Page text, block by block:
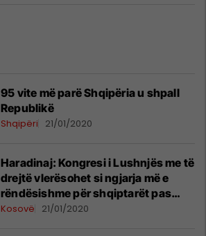
95 vite më parë Shqipëria u shpall
Republikë
Shqipëri 21/01/2020
Haradinaj: Kongresi i Lushnjës me të
drejtë vlerësohet si ngjarja më e
rëndësishme për shqiptarët pas
shpalljes së pavarësisë
Kosovë 21/01/2020